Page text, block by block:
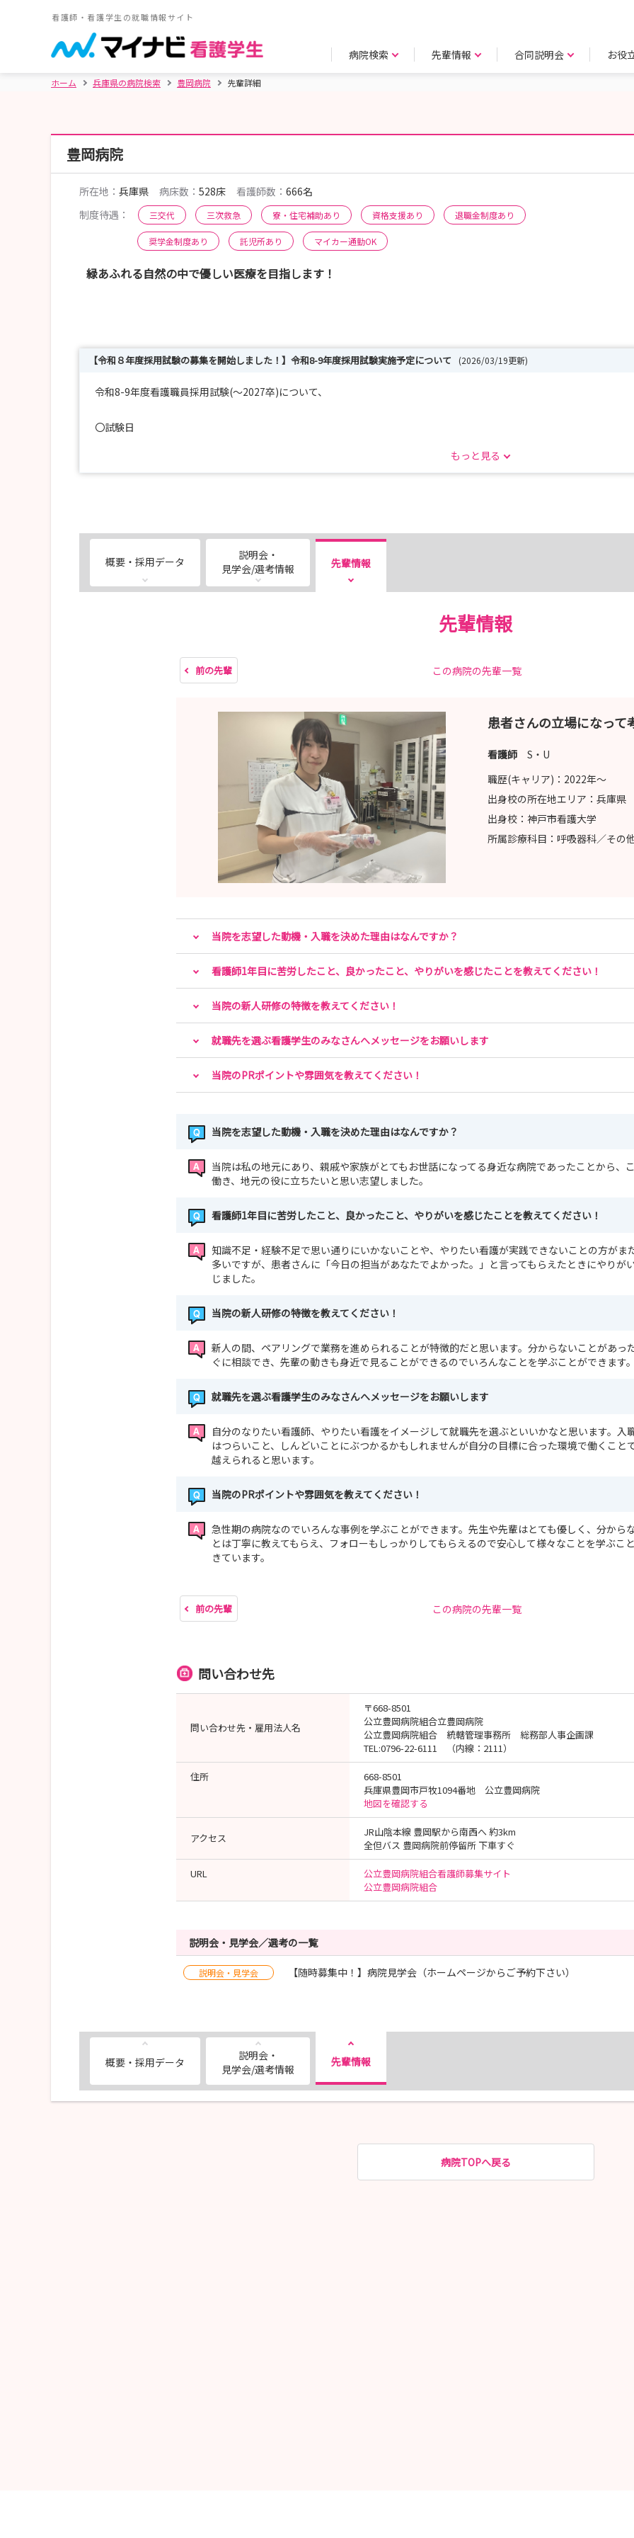
看護師・看護学生の就職情報サイト
病院検索 先輩情報 合同説明会 お役
ホーム 兵庫県の病院検索 豊岡病院 先輩詳細
豊岡病院
所在地： 兵庫県 病床数： 528床 看護師数： 666名
制度待遇：
三交代 三次救急 寮・住宅補助あり 資格支援あり 退職金制度あり
奨学金制度あり 託児所あり マイカー通勤OK
緑あふれる自然の中で優しい医療を目指します！
【令和８年度採用試験の募集を開始しました！】令和8-9年度採用試験実施予定について (2026/03/19更新)
令和8-9年度看護職員採用試験(～2027卒)について、
〇試験日
（https://www.toyookahp-kumiai.or.jp/to-nurse/recruit/recruit01/）
公立豊岡病院組合公式サイト（https://www.toyookahp-kumiai.or.jp/）
もっと見る
概要・採用データ
説明会・
見学会/選考情報
先輩情報
先輩情報
前の先輩 この病院の先輩一覧
患者さんの立場になって
看護師 S・U
職歴(キャリア)： 2022年〜
出身校の所在地エリア： 兵庫県
出身校： 神戸市看護大学
所属診療科目： 呼吸器科／その
当院を志望した動機・入職を決めた理由はなんですか？
看護師1年目に苦労したこと、良かったこと、やりがいを感じたことを教えてください！
当院の新人研修の特徴を教えてください！
就職先を選ぶ看護学生のみなさんへメッセージをお願いします
当院のPRポイントや雰囲気を教えてください！
当院を志望した動機・入職を決めた理由はなんですか？
当院は私の地元にあり、親戚や家族がとてもお世話になってる身近な病院であったことから、
働き、地元の役に立ちたいと思い志望しました。
看護師1年目に苦労したこと、良かったこと、やりがいを感じたことを教えてください！
知識不足・経験不足で思い通りにいかないことや、やりたい看護が実践できないことの方がま
多いですが、患者さんに「今日の担当があなたでよかった。」と言ってもらえたときにやりが
じました。
当院の新人研修の特徴を教えてください！
新人の間、ペアリングで業務を進められることが特徴的だと思います。分からないことがあっ
ぐに相談でき、先輩の動きも身近で見ることができるのでいろんなことを学ぶことができます
就職先を選ぶ看護学生のみなさんへメッセージをお願いします
自分のなりたい看護師、やりたい看護をイメージして就職先を選ぶといいかなと思います。入
はつらいこと、しんどいことにぶつかるかもしれませんが自分の目標に合った環境で働くこと
越えられると思います。
当院のPRポイントや雰囲気を教えてください！
急性期の病院なのでいろんな事例を学ぶことができます。先生や先輩はとても優しく、分から
とは丁寧に教えてもらえ、フォローもしっかりしてもらえるので安心して様々なことを学ぶこ
きています。
前の先輩 この病院の先輩一覧
問い合わせ先
問い合わせ先・雇用法人名
〒668-8501
公立豊岡病院組合立豊岡病院
公立豊岡病院組合 統轄管理事務所 総務部人事企画課
TEL:0796-22-6111 （内線：2111）
住所
668-8501
兵庫県豊岡市戸牧1094番地 公立豊岡病院
地図を確認する
アクセス
JR山陰本線 豊岡駅から南西へ 約3km
全但バス 豊岡病院前停留所 下車すぐ
URL
公立豊岡病院組合看護師募集サイト
公立豊岡病院組合
説明会・見学会／選考の一覧
説明会・見学会 【随時募集中！】病院見学会（ホームページからご予約下さい）
概要・採用データ
説明会・
見学会/選考情報
先輩情報
病院TOPへ戻る